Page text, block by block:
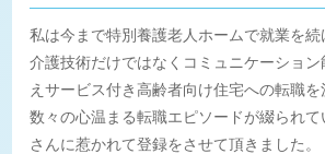
私は今まで特別養護老人ホームで就業を続
介護技術だけではなくコミュニケーショ
えサービス付き高齢者向け住宅への転職を
数々の心温まる転職エピソードが綴られ
さんに惹かれて登録をさせて頂きました。